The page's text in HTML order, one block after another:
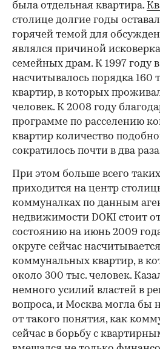
была отдельная квартира.
столице долгие годы
горячей темой для
являлся причиной
семейных драм. К 1997 году
насчитывалось порядка
квартир, в которых
человек. К 2008 году
программе по расселению
квартир количество
сократилось почти в два
При этом больше всего
приходится на центр
коммуналках по данным
недвижимости DOKI стоит
состоянию на июнь 2009
округе сейчас
коммунальных квартир, в
около 300 тыс. человек.
немного усилий властей в
вопроса, и Москва могла бы
от такого понятия, как
сейчас в борьбу с